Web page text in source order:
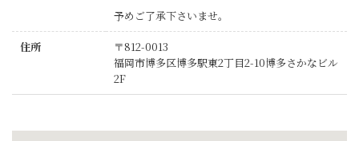
予めご了承下さいませ。
住所
〒812-0013
福岡市博多区博多駅東2丁目2-10博多さかなビル
2F